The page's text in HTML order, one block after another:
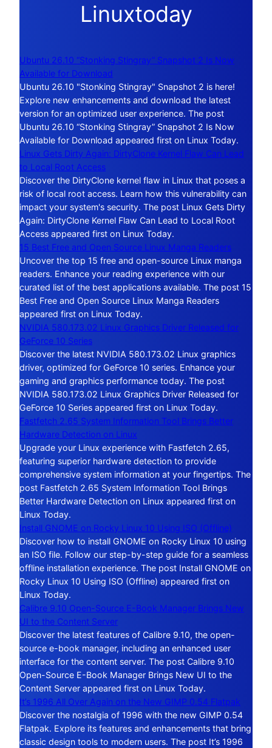
Linuxtoday
Ubuntu 26.10 “Stonking Stingray” Snapshot 2 Is Now
Available for Download
Ubuntu 26.10 "Stonking Stingray" Snapshot 2 is here!
Explore new enhancements and download the latest
version for an optimized user experience. The post
Ubuntu 26.10 “Stonking Stingray” Snapshot 2 Is Now
Available for Download appeared first on Linux Today.
Linux Gets Dirty Again: DirtyClone Kernel Flaw Can Lead
to Local Root Access
Discover the DirtyClone kernel flaw in Linux that poses a
risk of local root access. Learn how this vulnerability can
impact your system's security. The post Linux Gets Dirty
Again: DirtyClone Kernel Flaw Can Lead to Local Root
Access appeared first on Linux Today.
15 Best Free and Open Source Linux Manga Readers
Uncover the top 15 free and open-source Linux manga
readers. Enhance your reading experience with our
curated list of the best applications available. The post 15
Best Free and Open Source Linux Manga Readers
appeared first on Linux Today.
NVIDIA 580.173.02 Linux Graphics Driver Released for
GeForce 10 Series
Discover the latest NVIDIA 580.173.02 Linux graphics
driver, optimized for GeForce 10 series. Enhance your
gaming and graphics performance today. The post
NVIDIA 580.173.02 Linux Graphics Driver Released for
GeForce 10 Series appeared first on Linux Today.
Fastfetch 2.65 System Information Tool Brings Better
Hardware Detection on Linux
Upgrade your Linux experience with Fastfetch 2.65,
featuring superior hardware detection to provide
comprehensive system information at your fingertips. The
post Fastfetch 2.65 System Information Tool Brings
Better Hardware Detection on Linux appeared first on
Linux Today.
Install GNOME on Rocky Linux 10 Using ISO (Offline)
Discover how to install GNOME on Rocky Linux 10 using
an ISO file. Follow our step-by-step guide for a seamless
offline installation experience. The post Install GNOME on
Rocky Linux 10 Using ISO (Offline) appeared first on
Linux Today.
Calibre 9.10 Open-Source E-Book Manager Brings New
UI to the Content Server
Discover the latest features of Calibre 9.10, the open-
source e-book manager, including an enhanced user
interface for the content server. The post Calibre 9.10
Open-Source E-Book Manager Brings New UI to the
Content Server appeared first on Linux Today.
It’s 1996 All Over Again on the New GIMP 0.54 Flatpak
Discover the nostalgia of 1996 with the new GIMP 0.54
Flatpak. Explore its features and enhancements that bring
classic design tools to modern users. The post It’s 1996